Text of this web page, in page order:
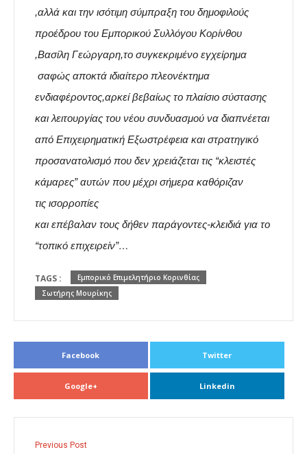
,αλλά και την ισότιμη σύμπραξη του δημοφιλούς
προέδρου του Εμπορικού Συλλόγου Κορίνθου
,Βασίλη Γεώργαρη,το συγκεκριμένο εγχείρημα
σαφώς αποκτά ιδιαίτερο πλεονέκτημα
ενδιαφέροντος,αρκεί βεβαίως το πλαίσιο σύστασης
και λειτουργίας του νέου συνδυασμού να διαπνέεται
από Επιχειρηματική Εξωστρέφεια και στρατηγικό
προσανατολισμό που δεν χρειάζεται τις “κλειστές
κάμαρες” αυτών που μέχρι σήμερα καθόριζαν
τις ισορροπίες
και επέβαλαν τους δήθεν παράγοντες-κλειδιά για το
“τοπικό επιχειρείν”…
TAGS :
Εμπορικό Επιμελητήριο Κορινθίας
Σωτήρης Μουρίκης
Facebook Twitter
Google+ Linkedin
Previous Post